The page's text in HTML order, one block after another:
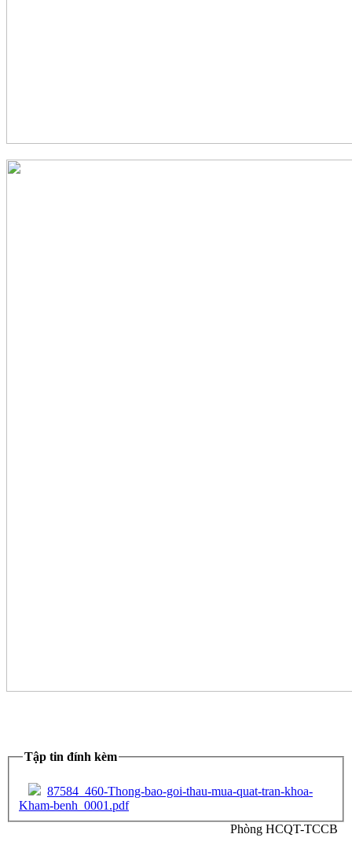
Tập tin đính kèm
87584_460-Thong-bao-goi-thau-mua-quat-tran-khoa-
Kham-benh_0001.pdf
Phòng HCQT-TCCB